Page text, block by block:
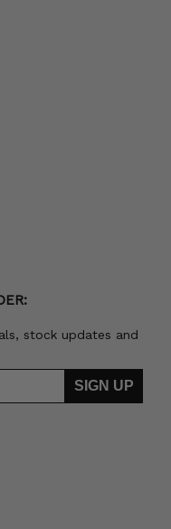
stock updates and
SIGN UP